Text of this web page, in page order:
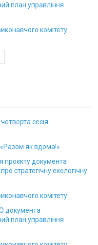
план управління
комітету
сесія
як вдома!»
проєкту документа
стратегічну екологічну
комітету
документа
план управління